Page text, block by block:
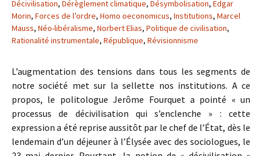
Décivilisation, Dérèglement climatique, Désymbolisation, Edgar
Morin, Forces de l’ordre, Homo oeconomicus, Institutions, Marcel
Mauss, Néo-libéralisme, Norbert Elias, Politique de civilisation,
Rationalité instrumentale, République, Révisionnisme
L’augmentation des tensions dans tous les segments de
notre société met sur la sellette nos institutions. A ce
propos, le politologue Jerôme Fourquet a pointé « un
processus de décivilisation qui s’enclenche » : cette
expression a été reprise aussitôt par le chef de l’État, dès le
lendemain d’un déjeuner à l’Élysée avec des sociologues, le